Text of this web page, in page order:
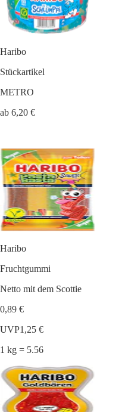
Haribo
Stückartikel
METRO
ab 6,20 €
Haribo
Fruchtgummi
Netto mit dem Scottie
0,89 €
UVP1,25 €
1 kg = 5.56